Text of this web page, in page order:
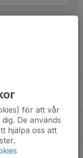
cykel 2026
för att vår
De används
hjälpa oss att